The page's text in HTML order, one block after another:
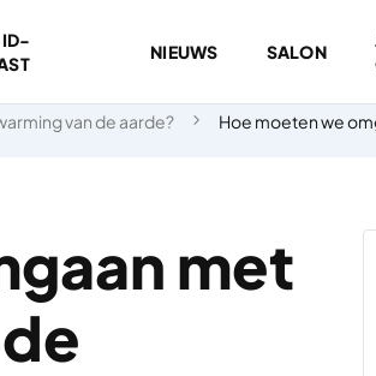
ID-
NIEUWS SALON
van de aarde? Hoe moeten we
met